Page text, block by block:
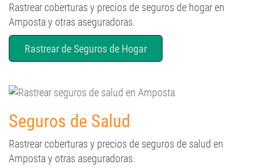
Rastrear coberturas y precios de seguros de hogar en
Amposta y otras aseguradoras.
Rastrear de Seguros de Hogar
Seguros de Salud
Rastrear coberturas y precios de seguros de salud en
Amposta y otras aseguradoras.